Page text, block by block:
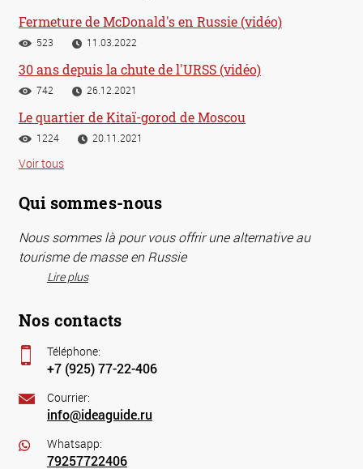
Fermeture de McDonald's en Russie (vidéo)
523 11.03.2022
30 ans depuis la chute de l'URSS (vidéo)
742 26.12.2021
Le quartier de Kitaï-gorod de Moscou
1224 20.11.2021
Voir tous
Qui sommes-nous
Nous sommes là pour vous offrir une alternative au
tourisme de masse en Russie
Lire plus
Nos contacts
Téléphone:
+7 (925) 77-22-406
Courrier:
info@ideaguide.ru
Whatsapp:
79257722406